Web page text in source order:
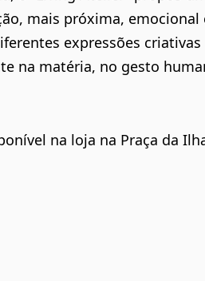
mais próxima, emocional
expressões criativas
na matéria, no gesto
na loja na Praça da